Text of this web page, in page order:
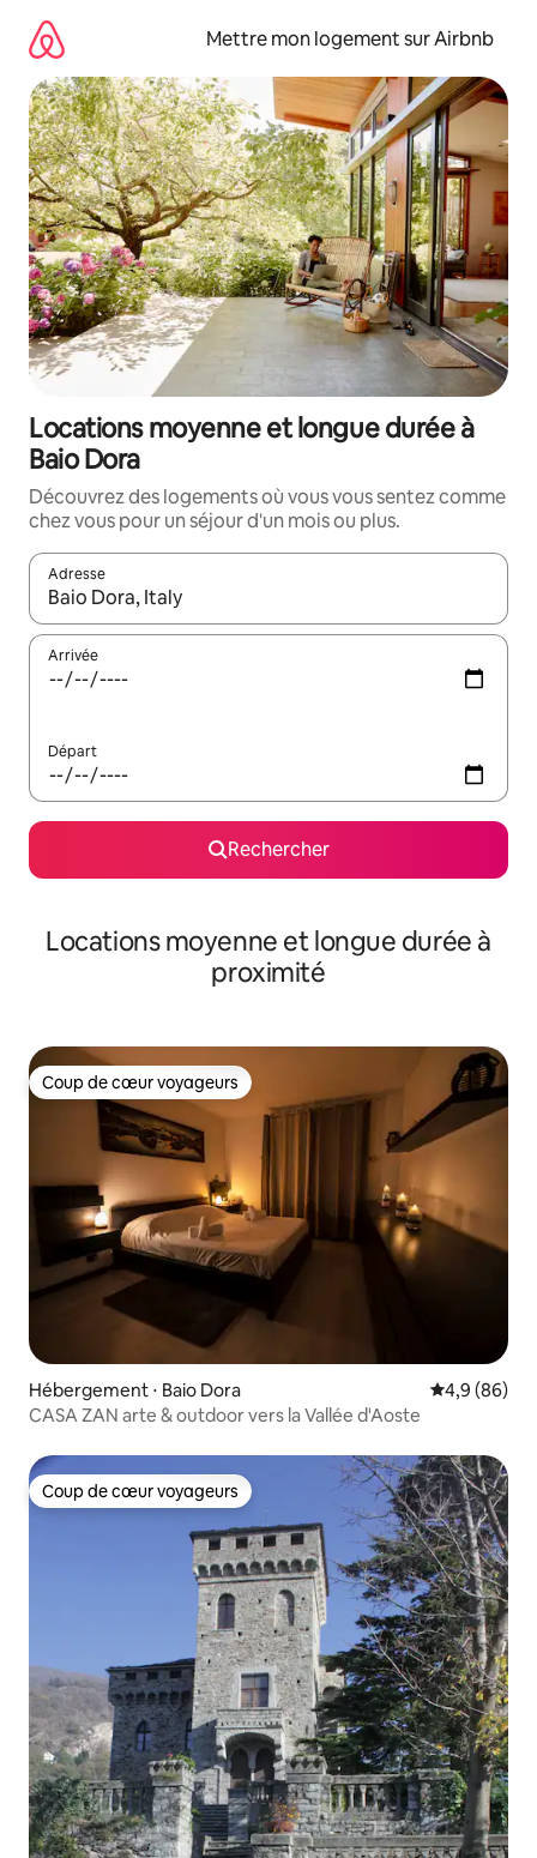
directement
contenu
Mettre mon logement sur Airbnb
Locations moyenne et longue durée à
Baio Dora
Découvrez des logements où vous vous sentez comme
chez vous pour un séjour d'un mois ou plus.
Adresse
Lorsque les résultats s'affichent, utilisez les flèches vers le
Arrivée
Départ
Rechercher
Locations moyenne et longue durée à
proximité
Coup de cœur voyageurs
Coup de cœur voyageurs
Hébergement ⋅ Baio Dora Évaluation
4,9 (86)
CASA ZAN arte & outdoor vers la Vallée d'Aoste
Coup de cœur voyageurs
Coup de cœur voyageurs